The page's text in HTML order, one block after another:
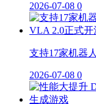
2026-07-08 0
支持17家机器
2026-07-08 0